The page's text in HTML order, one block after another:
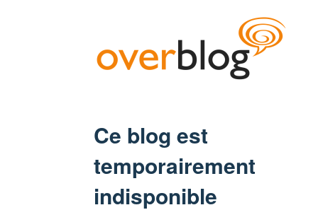
Ce blog est
temporairement
indisponible